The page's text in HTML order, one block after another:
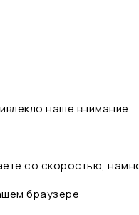
наше внимание.
со скоростью,
браузере